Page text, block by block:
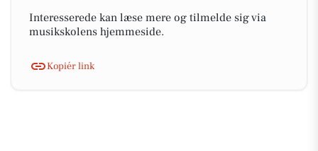
Interesserede kan læse mere og tilmelde sig via
musikskolens hjemmeside.
Kopiér link